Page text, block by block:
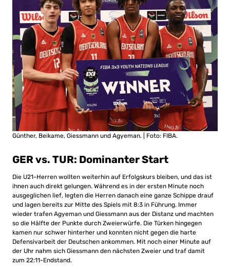
Günther, Beikame, Giessmann und Agyeman. | Foto: FIBA.
GER vs. TUR: Dominanter Start
Die U21-Herren wollten weiterhin auf Erfolgskurs bleiben, und das ist
ihnen auch direkt gelungen. Während es in der ersten Minute noch
ausgeglichen lief, legten die Herren danach eine ganze Schippe drauf
und lagen bereits zur Mitte des Spiels mit 8:3 in Führung. Immer
wieder trafen Agyeman und Giessmann aus der Distanz und machten
so die Hälfte der Punkte durch Zweierwürfe. Die Türken hingegen
kamen nur schwer hinterher und konnten nicht gegen die harte
Defensivarbeit der Deutschen ankommen. Mit noch einer Minute auf
der Uhr nahm sich Giessmann den nächsten Zweier und traf damit
zum 22:11-Endstand.